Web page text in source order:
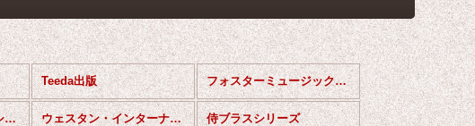
Teeda出版 フォスターミュージック出版
ハッスルアンサンブルシリーズ ウェスタン・インターナショナル出版 侍ブラスシリーズ